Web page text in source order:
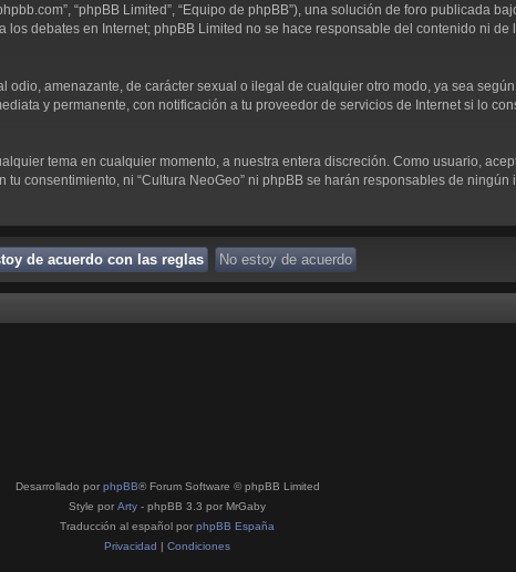
“phpBB Limited”, “Equipo de phpBB”), una solución de foro publicada
los debates en Internet; phpBB Limited no se hace responsable del contenido ni
amenazante, de carácter sexual o ilegal de cualquier otro modo, ya sea
y permanente, con notificación a tu proveedor de servicios de Internet si lo
tema en cualquier momento, a nuestra entera discreción. Como usuario,
consentimiento, ni “Cultura NeoGeo” ni phpBB se harán responsables de
Desarrollado por phpBB® Forum Software © phpBB Limited
Style por Arty - phpBB 3.3 por MrGaby
Traducción al español por phpBB España
Privacidad | Condiciones